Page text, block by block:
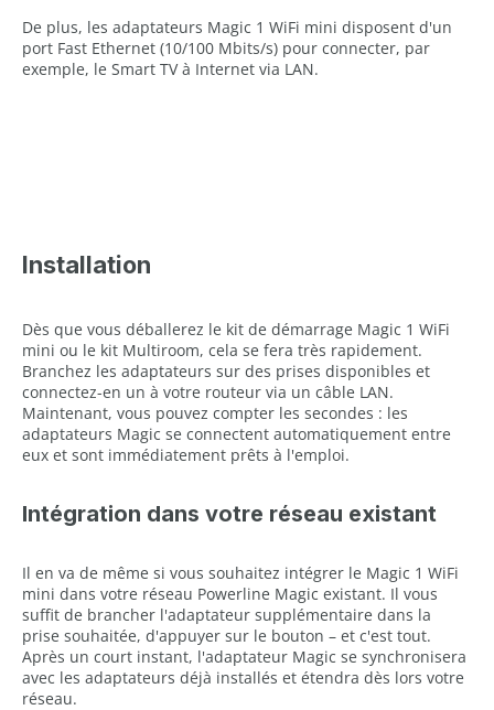
De plus, les adaptateurs Magic 1 WiFi mini disposent d'un
port Fast Ethernet (10/100 Mbits/s) pour connecter, par
exemple, le Smart TV à Internet via LAN.
Installation
Dès que vous déballerez le kit de démarrage Magic 1 WiFi
mini ou le kit Multiroom, cela se fera très rapidement.
Branchez les adaptateurs sur des prises disponibles et
connectez-en un à votre routeur via un câble LAN.
Maintenant, vous pouvez compter les secondes : les
adaptateurs Magic se connectent automatiquement entre
eux et sont immédiatement prêts à l'emploi.
Intégration dans votre réseau existant
Il en va de même si vous souhaitez intégrer le Magic 1 WiFi
mini dans votre réseau Powerline Magic existant. Il vous
suffit de brancher l'adaptateur supplémentaire dans la
prise souhaitée, d'appuyer sur le bouton – et c'est tout.
Après un court instant, l'adaptateur Magic se synchronisera
avec les adaptateurs déjà installés et étendra dès lors votre
réseau.